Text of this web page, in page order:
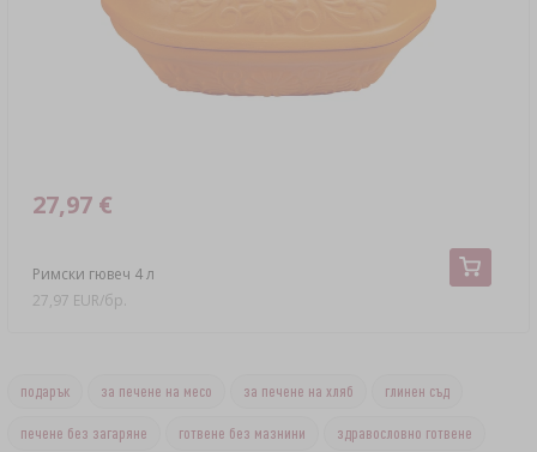
Римски гювеч 4 л
27,97 €
27,97 EUR/бр.
подарък за печене на месо за печене на хляб глинен съд
печене без загаряне готвене без мазнини здравословно готвене